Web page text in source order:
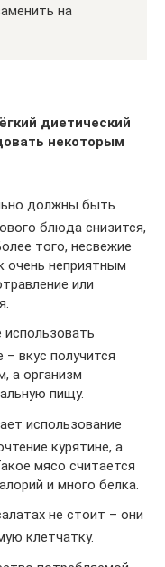
на
диетический
некоторым
должны быть
блюда снизится,
того, несвежие
очень неприятным
или
вкус получится
а организм
пищу.
использование
курятине, а
мясо считается
и много белка.
не стоит – они
клетчатку.